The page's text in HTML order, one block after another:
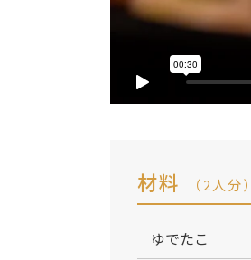
材料 （2人分）
ゆでたこ